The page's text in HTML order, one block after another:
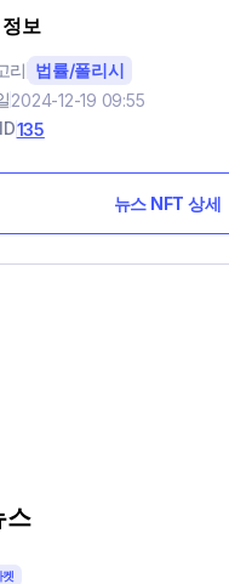
보
리 법률/폴리시
2024-12-19 09:55
135
뉴스 NFT 상세
스
켓